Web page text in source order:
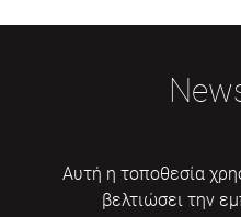
Αυτή η τοποθεσία
βελτιώσει την